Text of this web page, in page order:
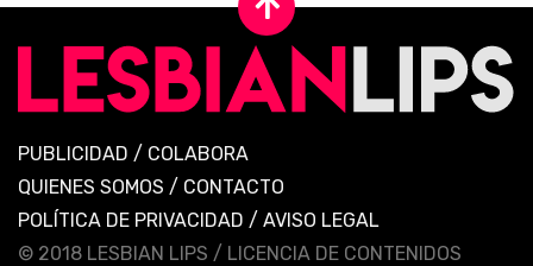
PUBLICIDAD / COLABORA
QUIENES SOMOS / CONTACTO
POLÍTICA DE PRIVACIDAD / AVISO LEGAL
© 2018 LESBIAN LIPS / LICENCIA DE CONTENIDOS